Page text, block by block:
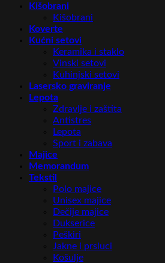
Kišobrani
Kišobrani
Koverte
Kućni setovi
Keramika i staklo
Vinski setovi
Kuhinjski setovi
Lasersko graviranje
Lepota
Zdravlje i zaštita
Antistres
Lepota
Sport i zabava
Majice
Memorandum
Tekstil
Polo majice
Unisex majice
Dečije majice
Dukserice
Peškiri
Jakne i prsluci
Košulje